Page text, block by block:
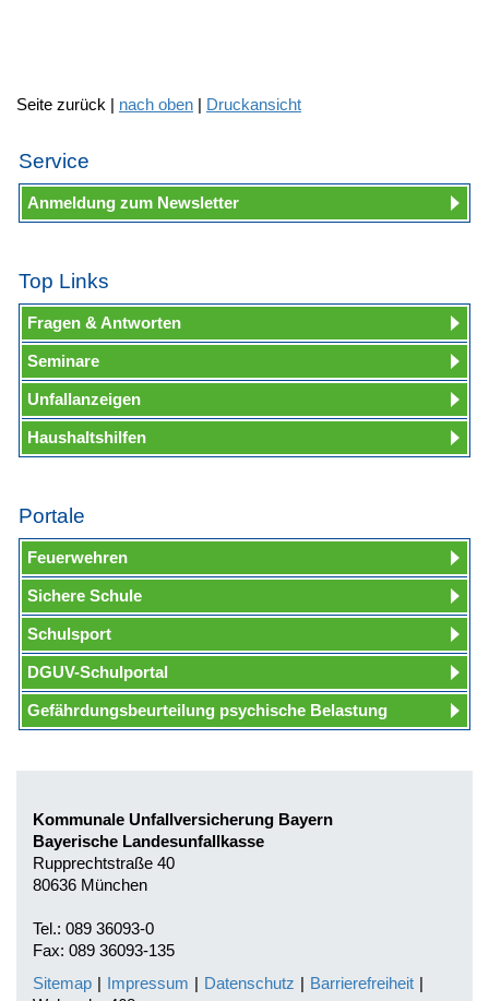
Seite zurück | nach oben | Druckansicht
Service
Anmeldung zum Newsletter
Top Links
Fragen & Antworten
Seminare
Unfallanzeigen
Haushaltshilfen
Portale
Feuerwehren
Sichere Schule
Schulsport
DGUV-Schulportal
Gefährdungsbeurteilung psychische Belastung
Kommunale Unfallversicherung Bayern
Bayerische Landesunfallkasse
Rupprechtstraße 40
80636 München
Tel.: 089 36093-0
Fax: 089 36093-135
Sitemap | Impressum | Datenschutz | Barrierefreiheit |